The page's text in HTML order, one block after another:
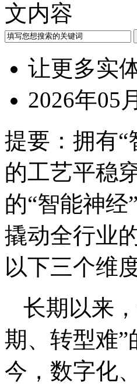
文内容
让更多实
2026年05
提要： 拥有“
的工艺平稳
的“智能神
撬动全行业
以下三个维
长期以来
期、转型难
今，数字化